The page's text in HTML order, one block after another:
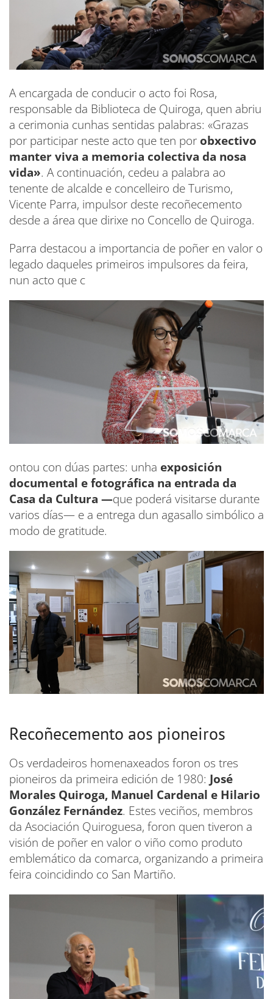
A encargada de conducir o acto foi Rosa,
responsable da Biblioteca de Quiroga, quen abriu
a cerimonia cunhas sentidas palabras: «Grazas
por participar neste acto que ten por obxectivo
manter viva a memoria colectiva da nosa
vida». A continuación, cedeu a palabra ao
tenente de alcalde e concelleiro de Turismo,
Vicente Parra, impulsor deste recoñecemento
desde a área que dirixe no Concello de Quiroga.
Parra destacou a importancia de poñer en valor o
legado daqueles primeiros impulsores da feira,
nun acto que c
ontou con dúas partes: unha exposición
documental e fotográfica na entrada da
Casa da Cultura —que poderá visitarse durante
varios días— e a entrega dun agasallo simbólico a
modo de gratitude.
Recoñecemento aos pioneiros
Os verdadeiros homenaxeados foron os tres
pioneiros da primeira edición de 1980: José
Morales Quiroga, Manuel Cardenal e Hilario
González Fernández. Estes veciños, membros
da Asociación Quiroguesa, foron quen tiveron a
visión de poñer en valor o viño como produto
emblemático da comarca, organizando a primeira
feira coincidindo co San Martiño.